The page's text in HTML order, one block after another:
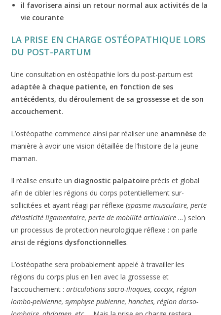
il favorisera ainsi un retour normal aux activités de la
vie courante
LA PRISE EN CHARGE OSTÉOPATHIQUE LORS
DU POST-PARTUM
Une consultation en ostéopathie lors du post-partum est
adaptée à chaque patiente, en fonction de ses
antécédents, du déroulement de sa grossesse et de son
accouchement.
L’ostéopathe commence ainsi par réaliser une anamnèse de
manière à avoir une vision détaillée de l’histoire de la jeune
maman.
Il réalise ensuite un diagnostic palpatoire précis et global
afin de cibler les régions du corps potentiellement sur-
sollicitées et ayant réagi par réflexe (spasme musculaire, perte
d’élasticité ligamentaire, perte de mobilité articulaire …) selon
un processus de protection neurologique réflexe : on parle
ainsi de régions dysfonctionnelles.
L’ostéopathe sera probablement appelé à travailler les
régions du corps plus en lien avec la grossesse et
l’accouchement :articulations sacro-iliaques, coccyx, région
lombo-pelvienne, symphyse pubienne, hanches, région dorso-